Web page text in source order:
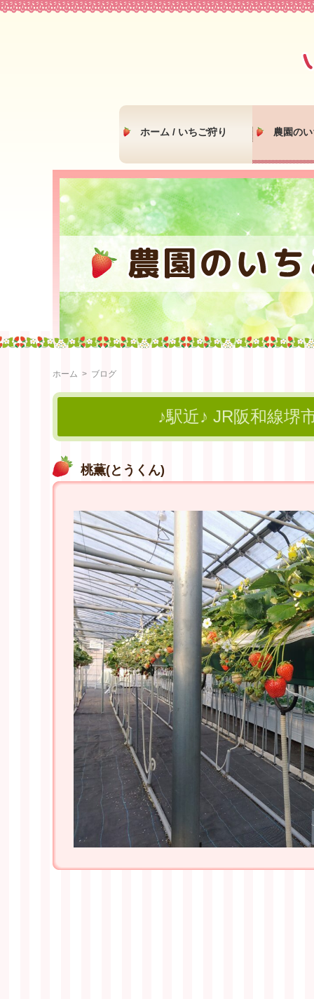
ホーム / いちご狩り 農園の
ホーム > ブログ
♪駅近♪ JR阪和線堺
桃薫(とうくん)